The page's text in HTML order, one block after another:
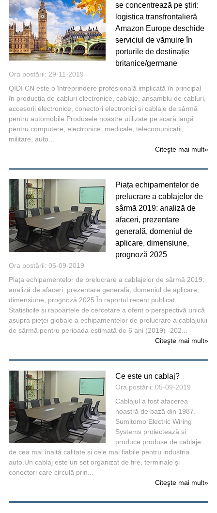
se concentrează pe știri:
logistica transfrontalieră
Amazon Europe deschide
serviciul de vămuire în
porturile de destinație
britanice/germane
Ora postării: 29-11-2019
QIDI CN este o întreprindere profesională implicată în principal
în producția de cabluri electronice, cablaje, ansamblu de cabluri,
accesorii electronice, conectori electronici și cablaje de sârmă
pentru automobile.Produsele noastre utilizate pe scară largă
pentru computere, electronice, medicale, telecomunicații,
militare, auto...
Citeşte mai mult»
Piața echipamentelor de
prelucrare a cablajelor de
sârmă 2019: analiză de
afaceri, prezentare
generală, domeniul de
aplicare, dimensiune,
prognoză 2025
Ora postării: 05-09-2019
Piața echipamentelor de prelucrare a cablajelor de sârmă 2019:
analiză de afaceri, prezentare generală, domeniul de aplicare,
dimensiune, prognoză 2025 În raportul recent publicat,
Statisticile și rapoartele de cercetare a oferit o perspectivă unică
asupra pieței globale a echipamentelor de prelucrare a cablajului
de sârmă pentru perioada estimată de 6 ani (2019) -202...
Citeşte mai mult»
Ce este un cablaj?
Ora postării: 05-09-2019
Cablajul a fost afacerea
noastră de bază din 1987.
Sumitomo Electric Wiring
Systems proiectează și
produce produse de cablaje
de cea mai înaltă calitate și cele mai fiabile pentru industria
auto.Un cablaj este un set organizat de fire, terminale și
conectori care circulă prin...
Citeşte mai mult»